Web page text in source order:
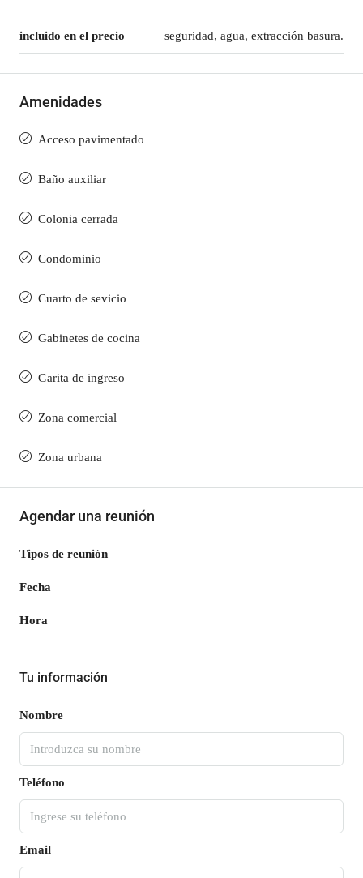
incluido en el precio seguridad, agua, extracción basura.
Amenidades
Acceso pavimentado
Baño auxiliar
Colonia cerrada
Condominio
Cuarto de sevicio
Gabinetes de cocina
Garita de ingreso
Zona comercial
Zona urbana
Agendar una reunión
Tipos de reunión
Fecha
Hora
Tu información
Nombre
Teléfono
Email